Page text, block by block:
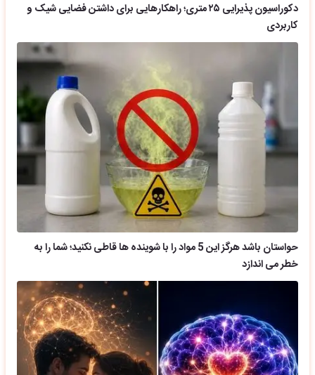
دکوراسیون پذیرایی ۲۵ متری؛ راهکارهایی برای داشتن فضایی شیک و
کاربردی
حواستان باشد هرگز این 5 مواد را با شوینده ها قاطی نکنید؛ شما را به
خطر می اندازد